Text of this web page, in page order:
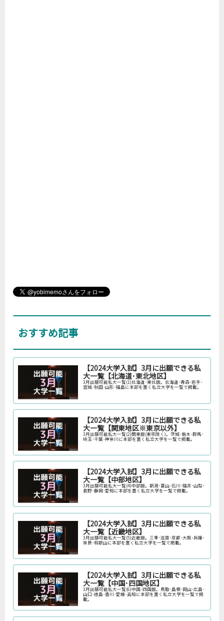
おすすめ記事
【2024大学入試】3月に出願できる私
大一覧【北海道･東北地区】
3月出願可能私大一覧(1)北海道･東北版。北海道･青森･岩手･
宮城･秋田･山形･福島に本部を置く私立大学を一覧で掲載。
【2024大学入試】3月に出願できる私
大一覧【関東地区※東京以外】
3月出願可能私大一覧(2)関東版(東京除く)。茨城･栃木･群馬･
埼玉･千葉･神奈川に本部を置く私立大学を一覧で掲載。
【2024大学入試】3月に出願できる私
大一覧【中部地区】
3月出願可能私大一覧(4)中部版。新潟･富山･石川･福井･山梨･
長野･静岡･愛知に本部を置く私立大学を一覧で掲載。
【2024大学入試】3月に出願できる私
大一覧【近畿地区】
3月出願可能私大一覧(5)近畿版。三重･滋賀･京都･大阪･兵庫･
奈良･和歌山に本部を置く私立大学を一覧で掲載。
【2024大学入試】3月に出願できる私
大一覧【中国･四国地区】
3月出願可能私大一覧(6)中国･四国版。鳥取･島根･岡山･広島･
山口･徳島･香川･愛媛･高知に本部を置く私立大学を一覧で掲
載。